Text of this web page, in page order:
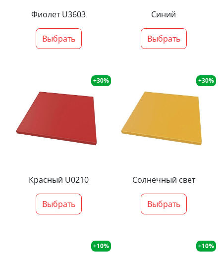
Фиолет U3603
Выбрать
Синий
Выбрать
+30%
Красный U0210
Выбрать
+30%
Солнечный свет
Выбрать
+10% +10%